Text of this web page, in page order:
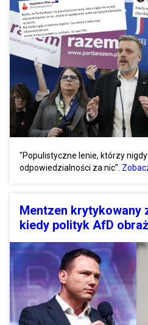
"Populistyczne lenie, którzy
odpowiedzialności za nic".
Mentzen krytykowany
kiedy polityk AfD